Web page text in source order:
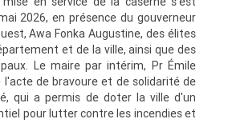
2026, en présence du gouverneur
Awa Fonka Augustine, des élites
et de la ville, ainsi que des
Le maire par intérim, Pr Émile
l'acte de bravoure et de solidarité de
qui a permis de doter la ville d'un
pour lutter contre les incendies et